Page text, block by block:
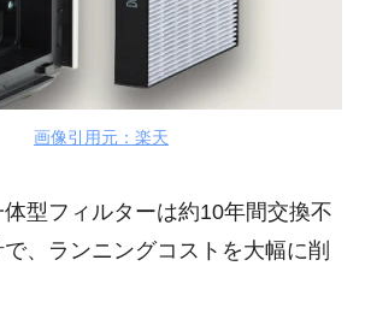
画像引用元：楽天
型フィルターは約10年間交換不
、ランニングコストを大幅に削